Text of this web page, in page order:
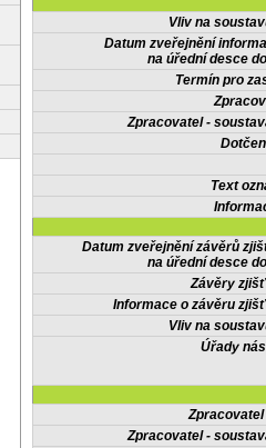
Vliv na
Datum zveřejnění
na úřední desce
Termín pro
Zpracovatel -
Text
Datum zveřejnění závěrů
na úřední desce
Závěry
Informace o závěru
Vliv na
Úřady
Zpracovatel -